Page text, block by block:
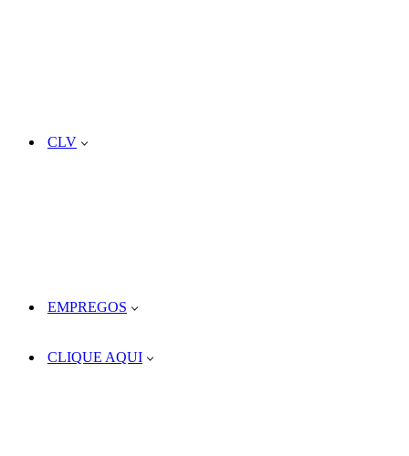
CLV
EMPREGOS
CLIQUE AQUI